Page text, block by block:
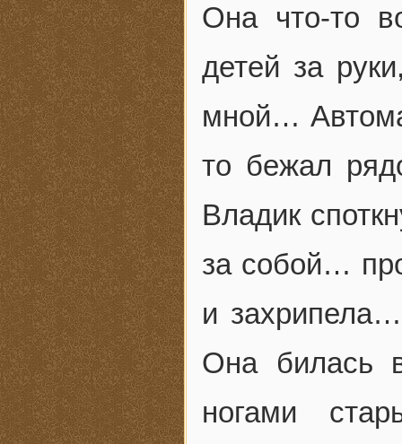
Она что-то
детей за
мной…
то бежал
Владик
за собой…
и
Она билась
ногами